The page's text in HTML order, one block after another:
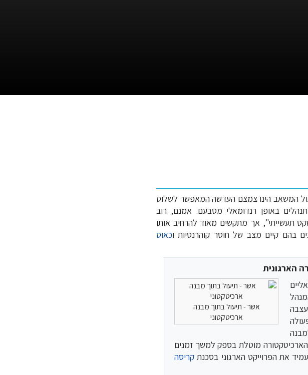
המשאב הינו צמצם העדשה המאפשר לשלוט
באופן רנדומאלי מטבעם. אמנם, רוב
תעשייתי", אך מתקשים מאוד להרחיב אותו
בהם קיים מצב של חוסר קוהרנטיות וכאוס
הארגונית
אשר - תיעול בתוך מבנה
ארכיטקטוני
הארכיטקטורה מוטלת בספק למשך זמנים
את הפרוייקט הארגוני בסכנת קריסה